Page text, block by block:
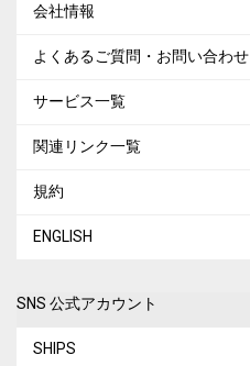
会社情報
よくあるご質問・お問い合わせ
サービス一覧
関連リンク一覧
規約
ENGLISH
SNS 公式アカウント
SHIPS